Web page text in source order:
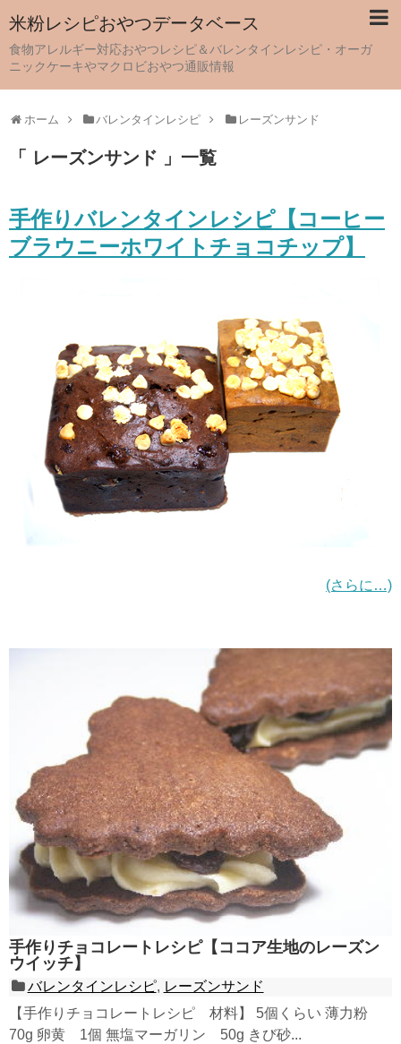
米粉レシピおやつデータベース
食物アレルギー対応おやつレシピ＆バレンタインレシピ・オーガ
ニックケーキやマクロビおやつ通販情報
ホーム バレンタインレシピ レーズンサンド
「 レーズンサンド 」一覧
手作りバレンタインレシピ【コーヒー
ブラウニーホワイトチョコチップ】
(さらに…)
手作りチョコレートレシピ【ココア生地のレーズン
ウイッチ】
バレンタインレシピ, レーズンサンド
【手作りチョコレートレシピ 材料】 5個くらい 薄力粉
70g 卵黄 1個 無塩マーガリン 50g きび砂...